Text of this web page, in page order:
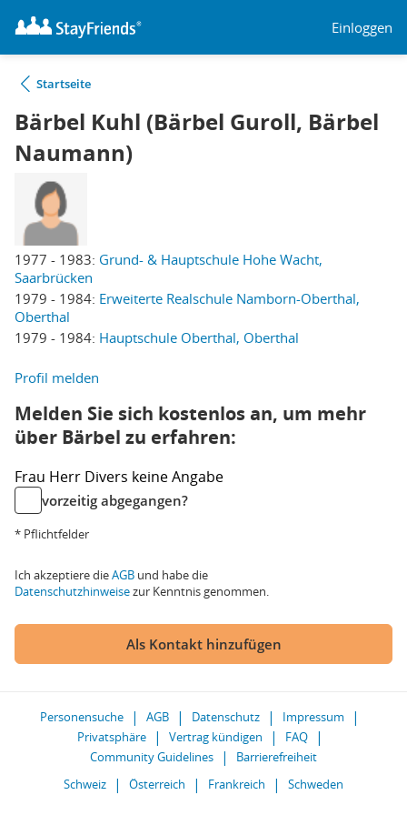
Einloggen
Startseite
Bärbel Kuhl (Bärbel Guroll, Bärbel
Naumann)
1977 - 1983: Grund- & Hauptschule Hohe Wacht,
Saarbrücken
1979 - 1984: Erweiterte Realschule Namborn-Oberthal,
Oberthal
1979 - 1984: Hauptschule Oberthal, Oberthal
Profil melden
Melden Sie sich kostenlos an, um mehr
über Bärbel zu erfahren:
Frau Herr Divers keine Angabe
vorzeitig abgegangen?
* Pflichtfelder
Ich akzeptiere dieAGB und habe die
Datenschutzhinweisezur Kenntnis genommen.
Als Kontakt hinzufügen
Personensuche AGB Datenschutz
Impressum
Privatsphäre
Vertrag kündigen
FAQ
Community Guidelines
Barrierefreiheit
Schweiz
Österreich Frankreich Schweden